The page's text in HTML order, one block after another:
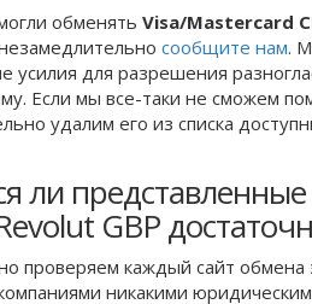
обменять Visa/Mastercard
сообщите нам.
усилия для разрешения
Если мы все-таки не сможем
удалим его из списка
ли
GBP
проверяем каждый сайт обмена
никакими